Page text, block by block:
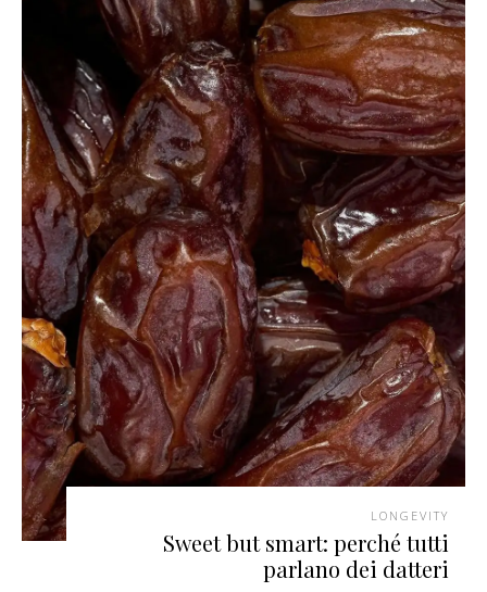
LONGEVITY
Sweet but smart: perché tutti
parlano dei datteri